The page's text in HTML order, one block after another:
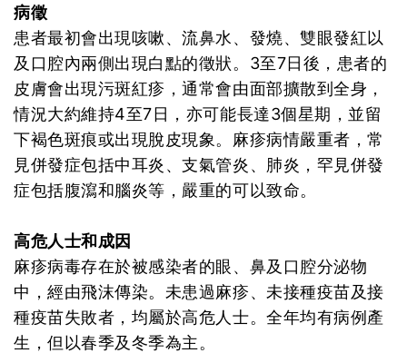
病徵
患者最初會出現咳嗽、流鼻水、發燒、雙眼發紅以
及口腔內兩側出現白點的徵狀。3至7日後，患者的
皮膚會出現污斑紅疹，通常會由面部擴散到全身，
情況大約維持4至7日，亦可能長達3個星期，並留
下褐色斑痕或出現脫皮現象。麻疹病情嚴重者，常
見併發症包括中耳炎、支氣管炎、肺炎，罕見併發
症包括腹瀉和腦炎等，嚴重的可以致命。
高危人士和成因
麻疹病毒存在於被感染者的眼、鼻及口腔分泌物
中，經由飛沫傳染。未患過麻疹、未接種疫苗及接
種疫苗失敗者，均屬於高危人士。全年均有病例產
生，但以春季及冬季為主。